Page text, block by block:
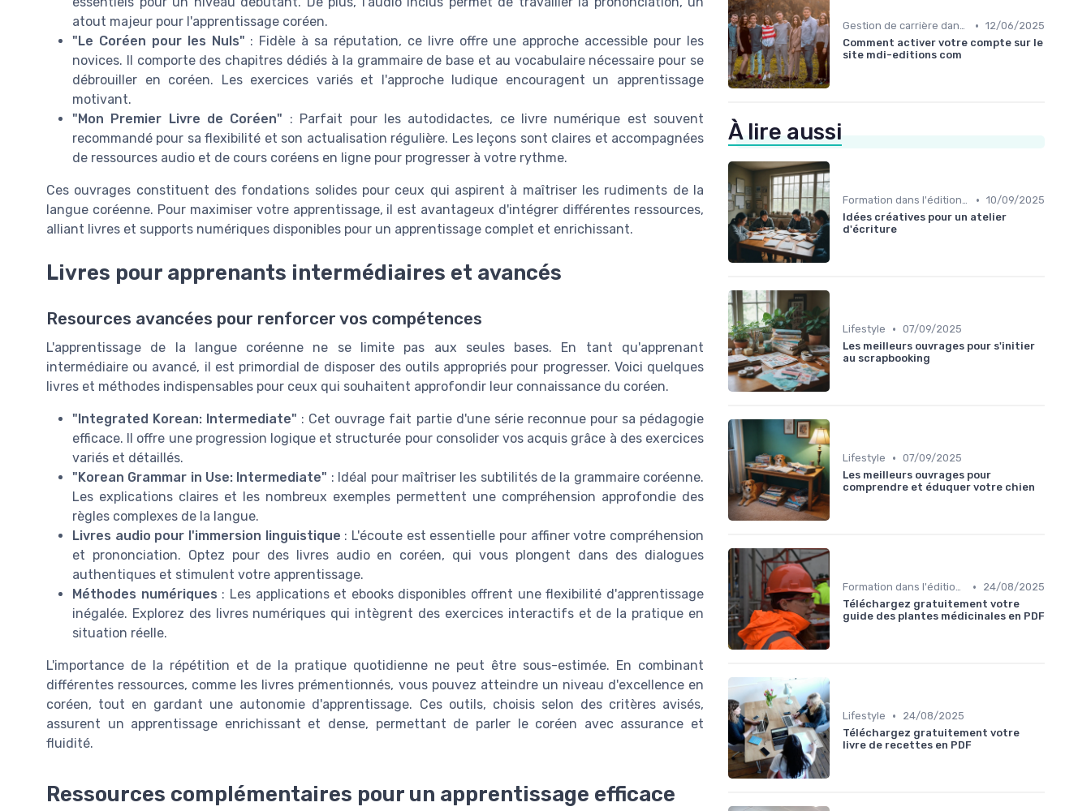
atout majeur pour l'apprentissage coréen.
"Le Coréen pour les Nuls" : Fidèle à sa réputation, ce livre offre une approche accessible pour les
novices. Il comporte des chapitres dédiés à la grammaire de base et au vocabulaire nécessaire pour se
débrouiller en coréen. Les exercices variés et l'approche ludique encouragent un apprentissage
motivant.
"Mon Premier Livre de Coréen" : Parfait pour les autodidactes, ce livre numérique est souvent
recommandé pour sa flexibilité et son actualisation régulière. Les leçons sont claires et accompagnées
de ressources audio et de cours coréens en ligne pour progresser à votre rythme.
Ces ouvrages constituent des fondations solides pour ceux qui aspirent à maîtriser les rudiments de la
langue coréenne. Pour maximiser votre apprentissage, il est avantageux d'intégrer différentes ressources,
alliant livres et supports numériques disponibles pour un apprentissage complet et enrichissant.
Livres pour apprenants intermédiaires et avancés
Resources avancées pour renforcer vos compétences
L'apprentissage de la langue coréenne ne se limite pas aux seules bases. En tant qu'apprenant
intermédiaire ou avancé, il est primordial de disposer des outils appropriés pour progresser. Voici quelques
livres et méthodes indispensables pour ceux qui souhaitent approfondir leur connaissance du coréen.
"Integrated Korean: Intermediate" : Cet ouvrage fait partie d'une série reconnue pour sa pédagogie
efficace. Il offre une progression logique et structurée pour consolider vos acquis grâce à des exercices
variés et détaillés.
"Korean Grammar in Use: Intermediate" : Idéal pour maîtriser les subtilités de la grammaire coréenne.
Les explications claires et les nombreux exemples permettent une compréhension approfondie des
règles complexes de la langue.
Livres audio pour l'immersion linguistique : L'écoute est essentielle pour affiner votre compréhension
et prononciation. Optez pour des livres audio en coréen, qui vous plongent dans des dialogues
authentiques et stimulent votre apprentissage.
Méthodes numériques : Les applications et ebooks disponibles offrent une flexibilité d'apprentissage
inégalée. Explorez des livres numériques qui intègrent des exercices interactifs et de la pratique en
situation réelle.
L'importance de la répétition et de la pratique quotidienne ne peut être sous-estimée. En combinant
différentes ressources, comme les livres prémentionnés, vous pouvez atteindre un niveau d'excellence en
coréen, tout en gardant une autonomie d'apprentissage. Ces outils, choisis selon des critères avisés,
assurent un apprentissage enrichissant et dense, permettant de parler le coréen avec assurance et
fluidité.
Ressources complémentaires pour un apprentissage efficace
Gestion de carrière dans l'édition de livre • 12/06/2025
Comment activer votre compte sur le
site mdi-editions com
À lire aussi
Formation dans l'édition de livre • 10/09/2025
Idées créatives pour un atelier
d'écriture
Lifestyle • 07/09/2025
Les meilleurs ouvrages pour s'initier
au scrapbooking
Lifestyle • 07/09/2025
Les meilleurs ouvrages pour
comprendre et éduquer votre chien
Formation dans l'édition de livre •
24/08/2025
Téléchargez gratuitement votre
guide des plantes médicinales en PDF
Lifestyle •
24/08/2025
Téléchargez gratuitement votre
livre de recettes en PDF